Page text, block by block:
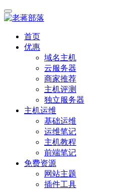
首页
优惠
域名主机
云服务器
商家推荐
主机评测
独立服务器
主机运维
基础运维
运维笔记
主机教程
前端笔记
免费资源
网站主题
插件工具